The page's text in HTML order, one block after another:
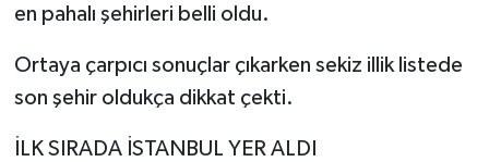
en pahalı şehirleri belli oldu.
Ortaya çarpıcı sonuçlar çıkarken sekiz illik listede
son şehir oldukça dikkat çekti.
İLK SIRADA İSTANBUL YER ALDI
TEKNOLOJİ